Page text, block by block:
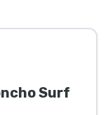
Surf